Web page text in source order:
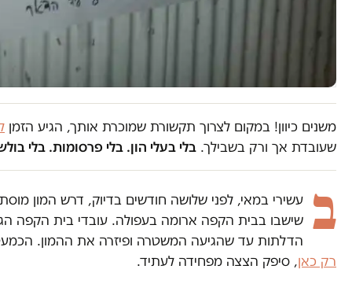
משנים כיוון! במקום לצרוך תקשורת שמוכרת אותך, הגיע הזמן
שעובדת אך ורק בשבילך. בלי בעלי הון. בלי פרסומות. בלי
ב עשירי במאי, לפני שלושה חודשים בדיוק, דרש המון מוסת
שישבו בבית הקפה ארומה בעפולה. עובדי בית הקפה
הדלתות עד שהגיעה המשטרה ופיזרה את ההמון.
רק כאן, סיפק הצצה מפחידה לעתיד.